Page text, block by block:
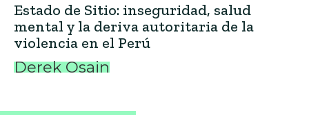
Estado de Sitio: inseguridad, salud
mental y la deriva autoritaria de la
violencia en el Perú
Derek Osain